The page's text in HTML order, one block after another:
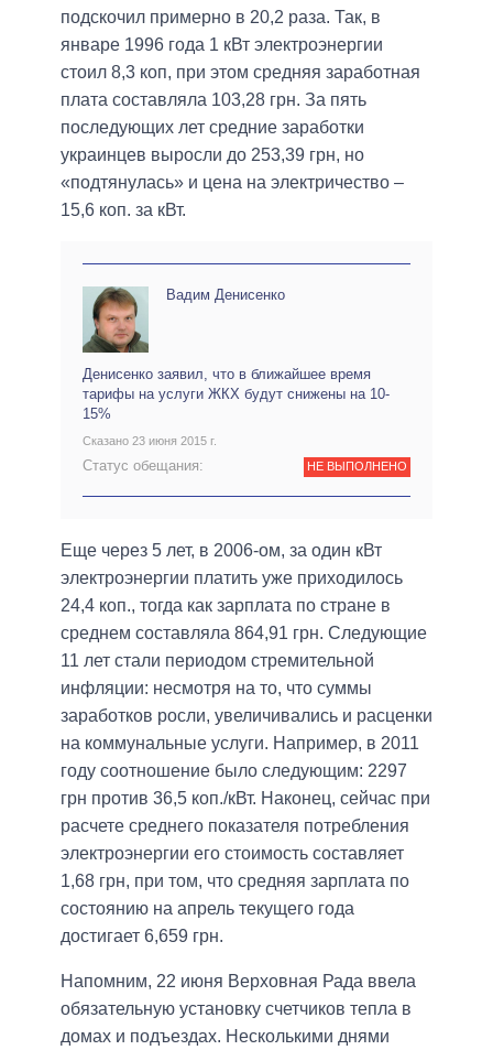
подскочил примерно в 20,2 раза. Так, в
январе 1996 года 1 кВт электроэнергии
стоил 8,3 коп, при этом средняя заработная
плата составляла 103,28 грн. За пять
последующих лет средние заработки
украинцев выросли до 253,39 грн, но
«подтянулась» и цена на электричество –
15,6 коп. за кВт.
Вадим Денисенко
Денисенко заявил, что в ближайшее время
тарифы на услуги ЖКХ будут снижены на 10-
15%
Сказано 23 июня 2015 г.
Статус обещания: НЕ ВЫПОЛНЕНО
Еще через 5 лет, в 2006-ом, за один кВт
электроэнергии платить уже приходилось
24,4 коп., тогда как зарплата по стране в
среднем составляла 864,91 грн. Следующие
11 лет стали периодом стремительной
инфляции: несмотря на то, что суммы
заработков росли, увеличивались и расценки
на коммунальные услуги. Например, в 2011
году соотношение было следующим: 2297
грн против 36,5 коп./кВт. Наконец, сейчас при
расчете среднего показателя потребления
электроэнергии его стоимость составляет
1,68 грн, при том, что средняя зарплата по
состоянию на апрель текущего года
достигает 6,659 грн.
Напомним, 22 июня Верховная Рада ввела
обязательную установку счетчиков тепла в
домах и подъездах. Несколькими днями